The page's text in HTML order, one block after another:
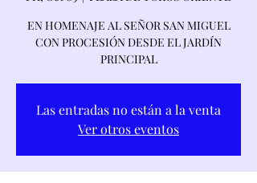
EN HOMENAJE AL SEÑOR SAN MIGUEL
CON PROCESIÓN DESDE EL JARDÍN
PRINCIPAL
Las entradas no están a la venta
Ver otros eventos